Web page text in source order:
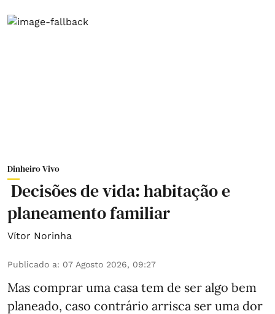
Dinheiro Vivo
Decisões de vida: habitação e
planeamento familiar
Vítor Norinha
Publicado a: 07 Agosto 2026, 09:27
Mas comprar uma casa tem de ser algo bem
planeado, caso contrário arrisca ser uma dor